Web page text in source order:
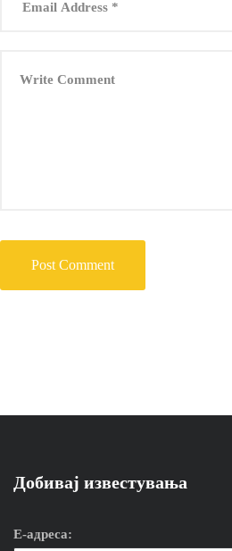
Добивај известувања
Е-адреса: